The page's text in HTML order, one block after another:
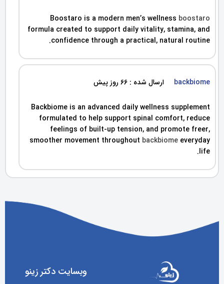
Boostaro is a modern men’s wellness boostaro
formula created to support daily vitality, stamina, and
confidence through a practical, natural routine.
backbiome ارسال شده : 66 روز پیش
Backbiome is an advanced daily wellness supplement
formulated to help support spinal comfort, reduce
feelings of built-up tension, and promote freer,
smoother movement throughout backbiome everyday
life.
وبسایت دکتر زینو